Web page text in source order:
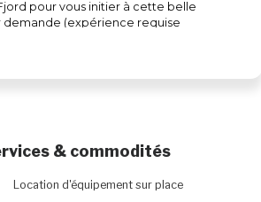
pour vous initier à cette belle
(expérience requise
place.
& commodités
Location d'équipement sur place